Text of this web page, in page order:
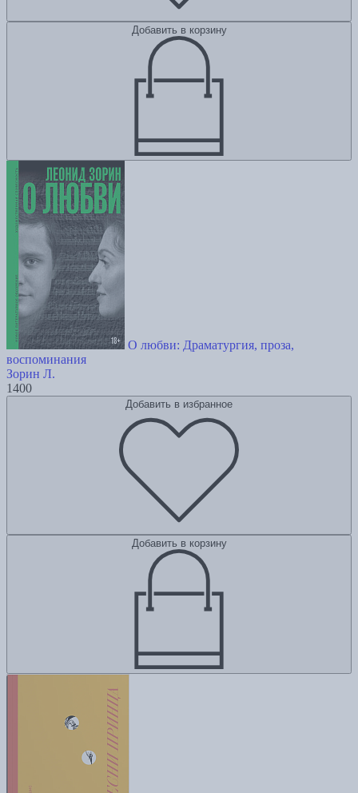
Добавить в корзину
О любви: Драматургия, проза,
воспоминания
Зорин Л.
1400
Добавить в избранное
Добавить в корзину